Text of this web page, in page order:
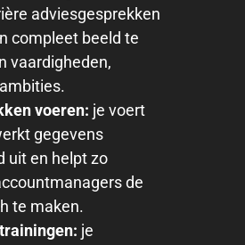
adviesgesprekken
compleet beeld te
vaardigheden,
voeren: je voert
gegevens
uit en helpt zo
de
te maken.
je